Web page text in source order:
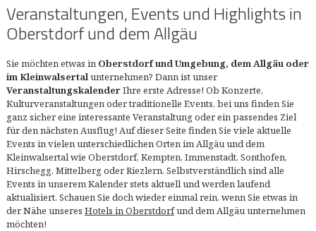
Veranstaltungen, Events und Highlights in
Oberstdorf und dem Allgäu
Sie möchten etwas in Oberstdorf und Umgebung, dem Allgäu oder
im Kleinwalsertalunternehmen? Dann ist unser
VeranstaltungskalenderIhre erste Adresse! Ob Konzerte,
Kulturveranstaltungen oder traditionelle Events, bei uns finden Sie
ganz sicher eine interessante Veranstaltung oder ein passendes Ziel
für den nächsten Ausflug! Auf dieser Seite finden Sie viele aktuelle
Events in vielen unterschiedlichen Orten im Allgäu und dem
Kleinwalsertal wie Oberstdorf, Kempten, Immenstadt, Sonthofen,
Hirschegg, Mittelberg oder Riezlern. Selbstverständlich sind alle
Events in unserem Kalender stets aktuell und werden laufend
aktualisiert. Schauen Sie doch wieder einmal rein, wenn Sie etwas in
der Nähe unseres Hotels in Oberstdorfund dem Allgäu unternehmen
möchten!